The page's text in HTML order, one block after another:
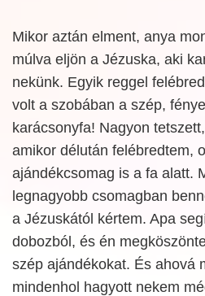
Mikor aztán elment, anya
múlva eljön a Jézuska, aki
nekünk. Egyik reggel
volt a szobában a szép,
karácsonyfa! Nagyon
amikor délután felébredtem,
ajándékcsomag is a fa alatt.
legnagyobb csomagban
a Jézuskától kértem. Apa
dobozból, és én
szép ajándékokat. És ahová
mindenhol hagyott nekem